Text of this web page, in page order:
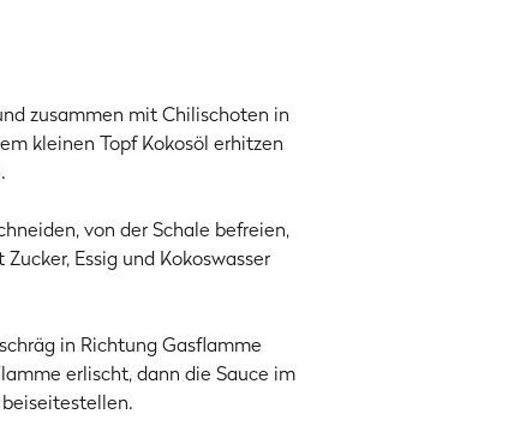
zusammen mit Chilischoten in
kleinen Topf Kokosöl erhitzen
von der Schale befreien,
Essig und Kokoswasser
in Richtung Gasflamme
erlischt, dann die Sauce im